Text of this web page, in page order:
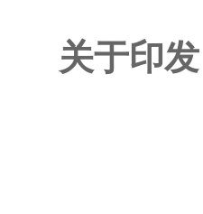
关于印